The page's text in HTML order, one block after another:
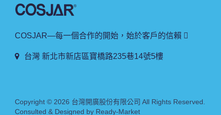
COSJAR—每一個合作的開始，始於客戶的信賴 
台灣 新北市新店區寶橋路235巷14號5樓
Copyright © 2026 台灣開廣股份有限公司 All Rights Reserved.
Consulted & Designed by Ready-Market